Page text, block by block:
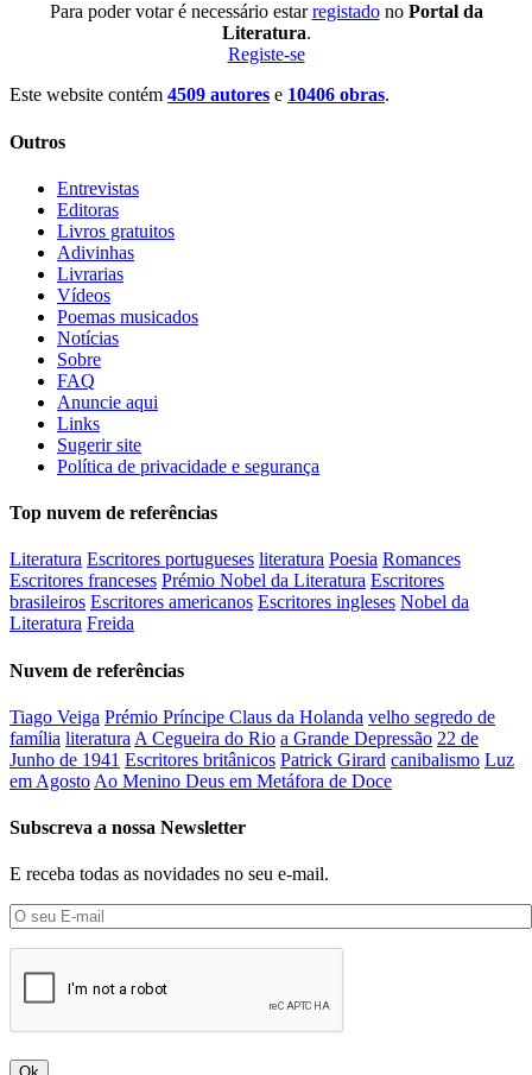
Para poder votar é necessário estarregistadono Portal da
Literatura.
Registe-se
Este website contém 4509 autores e 10406 obras.
Outros
Entrevistas
Editoras
Livros gratuitos
Adivinhas
Livrarias
Vídeos
Poemas musicados
Notícias
Sobre
FAQ
Anuncie aqui
Links
Sugerir site
Política de privacidade e segurança
Top nuvem de referências
Literatura Escritores portugueses literatura Poesia Romances
Escritores franceses Prémio Nobel da Literatura Escritores
brasileiros Escritores americanos Escritores ingleses Nobel da
Literatura Freida
Nuvem de referências
Tiago Veiga Prémio Príncipe Claus da Holanda velho segredo de
família literatura A Cegueira do Rio a Grande Depressão 22 de
Junho de 1941 Escritores britânicos Patrick Girard canibalismo Luz
em Agosto Ao Menino Deus em Metáfora de Doce
Subscreva a nossa Newsletter
E receba todas as novidades no seu e-mail.